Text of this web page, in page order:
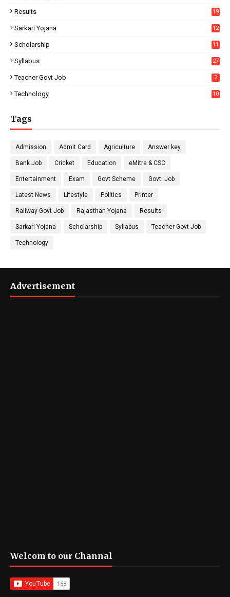
Results 19
Sarkari Yojana 12
Scholarship 11
Syllabus 27
Teacher Govt Job 2
Technology 10
Tags
Admission Admit Card Agriculture Answer key
Bank Job Cricket Education eMitra & CSC
Entertainment Exam Govt Scheme Govt. Job
Latest News Lifestyle Politics Printer
Railway Govt Job Rajasthan Yojana Results
Sarkari Yojana Scholarship Syllabus Teacher Govt Job
Technology
Advertisement
Welcom to our Channal